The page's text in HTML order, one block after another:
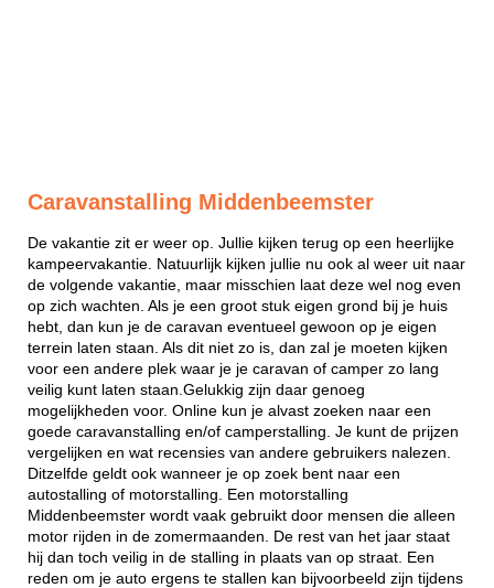
Caravanstalling Middenbeemster
De vakantie zit er weer op. Jullie kijken terug op een heerlijke
kampeervakantie. Natuurlijk kijken jullie nu ook al weer uit naar
de volgende vakantie, maar misschien laat deze wel nog even
op zich wachten. Als je een groot stuk eigen grond bij je huis
hebt, dan kun je de caravan eventueel gewoon op je eigen
terrein laten staan. Als dit niet zo is, dan zal je moeten kijken
voor een andere plek waar je je caravan of camper zo lang
veilig kunt laten staan.Gelukkig zijn daar genoeg
mogelijkheden voor. Online kun je alvast zoeken naar een
goede caravanstalling en/of camperstalling. Je kunt de prijzen
vergelijken en wat recensies van andere gebruikers nalezen.
Ditzelfde geldt ook wanneer je op zoek bent naar een
autostalling of motorstalling. Een motorstalling
Middenbeemster wordt vaak gebruikt door mensen die alleen
motor rijden in de zomermaanden. De rest van het jaar staat
hij dan toch veilig in de stalling in plaats van op straat. Een
reden om je auto ergens te stallen kan bijvoorbeeld zijn tijdens